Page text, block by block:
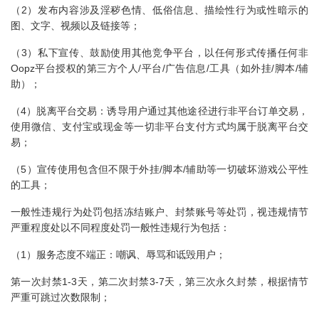
（2）发布内容涉及淫秽色情、低俗信息、描绘性行为或性暗示的
图、文字、视频以及链接等；
（3）私下宣传、鼓励使用其他竞争平台，以任何形式传播任何非
Oopz平台授权的第三方个人/平台/广告信息/工具（如外挂/脚本/辅
助）；
（4）脱离平台交易：诱导用户通过其他途径进行非平台订单交易，
使用微信、支付宝或现金等一切非平台支付方式均属于脱离平台交
易；
（5）宣传使用包含但不限于外挂/脚本/辅助等一切破坏游戏公平性
的工具；
一般性违规行为处罚包括冻结账户、封禁账号等处罚，视违规情节
严重程度处以不同程度处罚一般性违规行为包括：
（1）服务态度不端正：嘲讽、辱骂和诋毁用户；
第一次封禁1-3天，第二次封禁3-7天，第三次永久封禁，根据情节
严重可跳过次数限制；